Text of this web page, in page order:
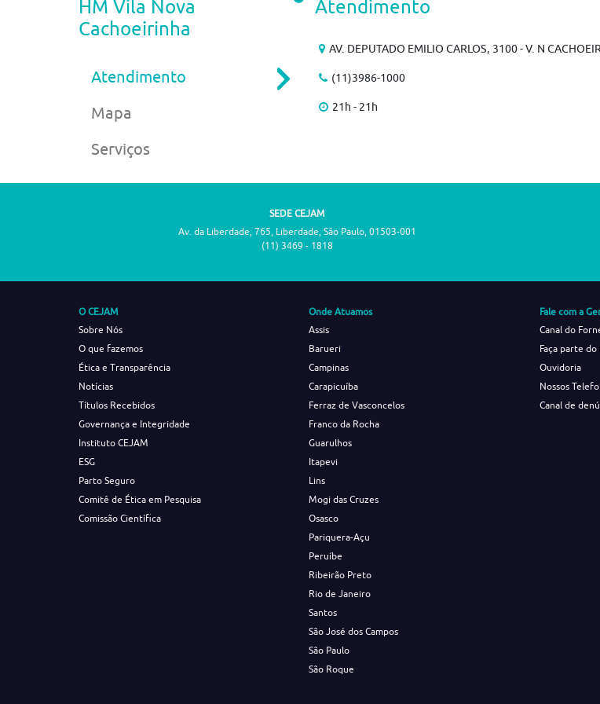
HM Vila Nova
Cachoeirinha
Atendimento
Mapa
Serviços
Atendimento
AV. DEPUTADO EMILIO CARLOS, 3100 - V. N
(11)3986-1000
21h - 21h
SEDE CEJAM
Av. da Liberdade, 765, Liberdade, São Paulo, 01503-001
(11) 3469 - 1818
O CEJAM
Sobre Nós
O que fazemos
Ética e Transparência
Notícias
Títulos Recebidos
Governança e Integridade
Instituto CEJAM
ESG
Parto Seguro
Comitê de Ética em Pesquisa
Comissão Científica
Onde Atuamos
Assis
Barueri
Campinas
Carapicuíba
Ferraz de Vasconcelos
Franco da Rocha
Guarulhos
Itapevi
Lins
Mogi das Cruzes
Osasco
Pariquera-Açu
Peruíbe
Ribeirão Preto
Rio de Janeiro
Santos
São José dos Campos
São Paulo
São Roque
Fale com a
Canal do
Faça parte
Ouvidoria
Nossos
Canal de